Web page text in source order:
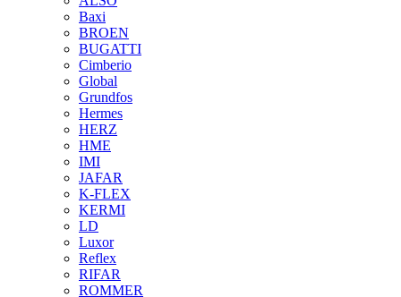
Baxi
BROEN
BUGATTI
Cimberio
Global
Grundfos
Hermes
HERZ
HME
IMI
JAFAR
K-FLEX
KERMI
LD
Luxor
Reflex
RIFAR
ROMMER